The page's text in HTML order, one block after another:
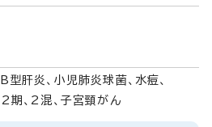
型肝炎、小児肺炎球菌、水痘、
期、2混、子宮頸がん